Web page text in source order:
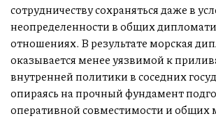
сотрудничеству сохраняться даже в
неопределенности в общих
отношениях. В результате морская
оказывается менее уязвимой к
внутренней политики в соседних
опираясь на прочный фундамент
оперативной совместимости и общих